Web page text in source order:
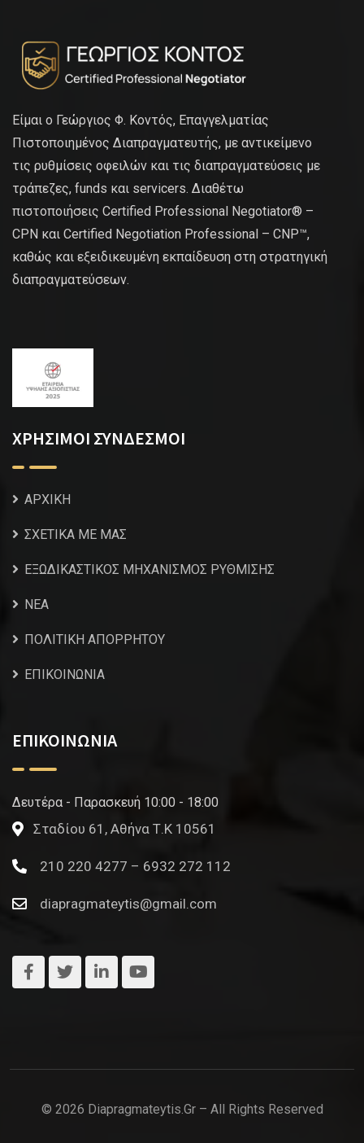
Είμαι ο Γεώργιος Φ. Κοντός, Επαγγελματίας
Πιστοποιημένος Διαπραγματευτής, με αντικείμενο
τις ρυθμίσεις οφειλών και τις διαπραγματεύσεις με
τράπεζες, funds και servicers. Διαθέτω
πιστοποιήσεις Certified Professional Negotiator® –
CPN και Certified Negotiation Professional – CNP™,
καθώς και εξειδικευμένη εκπαίδευση στη στρατηγική
διαπραγματεύσεων.
ΧΡΗΣΙΜΟΙ ΣΥΝΔΕΣΜΟΙ
ΑΡΧΙΚΗ
ΣΧΕΤΙΚΑ ΜΕ ΜΑΣ
ΕΞΩΔΙΚΑΣΤΙΚΟΣ ΜΗΧΑΝΙΣΜΟΣ ΡΥΘΜΙΣΗΣ
NEA
ΠΟΛΙΤΙΚΗ ΑΠΟΡΡΗΤΟΥ
ΕΠΙΚΟΙΝΩΝΙΑ
ΕΠΙΚΟΙΝΩΝΙΑ
Δευτέρα - Παρασκευή 10:00 - 18:00
Σταδίου 61, Αθήνα Τ.Κ 10561
210 220 4277 – 6932 272 112
diapragmateytis@gmail.com
© 2026 Diapragmateytis.gr – All Rights Reserved